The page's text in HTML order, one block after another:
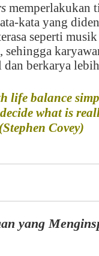
memperlakukan
kata yang
seperti
berkarya
life balance
what is
Covey)
yang